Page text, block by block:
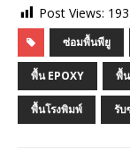
Post Views: 193
ซ่อมพื้นพียู
พื้น EPOXY พื้
พื้นโรงพิมพ์ รับ